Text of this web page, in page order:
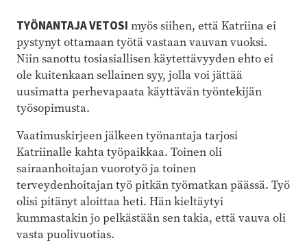
TYÖNANTAJA VETOSI myös siihen, että Katriina ei
pystynyt ottamaan työtä vastaan vauvan vuoksi.
Niin sanottu tosiasiallisen käytettävyyden ehto ei
ole kuitenkaan sellainen syy, jolla voi jättää
uusimatta perhevapaata käyttävän työntekijän
työsopimusta.
Vaatimuskirjeen jälkeen työnantaja tarjosi
Katriinalle kahta työpaikkaa. Toinen oli
sairaanhoitajan vuorotyö ja toinen
terveydenhoitajan työ pitkän työmatkan päässä. Työ
olisi pitänyt aloittaa heti. Hän kieltäytyi
kummastakin jo pelkästään sen takia, että vauva oli
vasta puolivuotias.